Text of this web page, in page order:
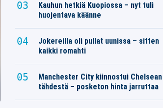
Kauhun hetkiä Kuopiossa – nyt tuli
huojentava käänne
Jokereilla oli pullat uunissa – sitten
kaikki romahti
Manchester City kiinnostui Chelsean
tähdestä – posketon hinta jarruttaa